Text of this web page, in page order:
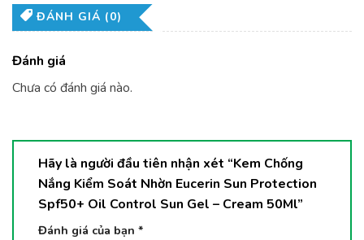
ĐÁNH GIÁ (0)
Đánh giá
Chưa có đánh giá nào.
Hãy là người đầu tiên nhận xét “Kem Chống
Nắng Kiểm Soát Nhờn Eucerin Sun Protection
Spf50+ Oil Control Sun Gel – Cream 50Ml”
Đánh giá của bạn *